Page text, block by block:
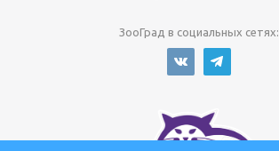
ЗооГрад в социальных сетях: